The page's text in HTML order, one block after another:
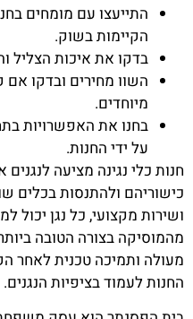
התייעצו עם מומחים
הקיימות בשוק.
בדקו את איכות הצליל
השוו מחירים ובדקו אם
מיוחדים.
בחנו את האפשרויות
על ידי החנות.
חנות כלי נגינה מציעה
כישוריהם ולהתנסות בכלים
ושירות מקצועי, כל נגן יכול
מהמוסיקה בצורה הטובה
מעולה ותמיכה טכנית לאחר
החנות לעמוד בציפיות הנגנים.